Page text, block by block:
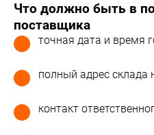
Что должно быть в
поставщика
точная дата и время
полный адрес склада
контакт